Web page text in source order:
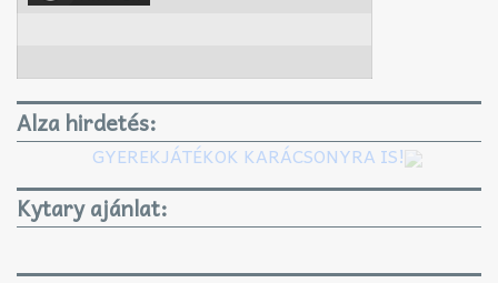
Alza hirdetés:
GYEREKJÁTÉKOK KARÁCSONYRA IS!
Kytary ajánlat: